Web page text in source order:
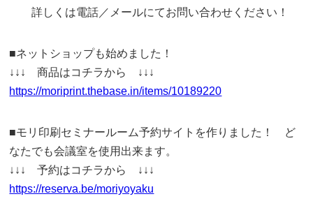
詳しくは電話／メールにてお問い合わせください！
■ネットショップも始めました！
↓↓↓ 商品はコチラから ↓↓↓
https://moriprint.thebase.in/items/10189220
■モリ印刷セミナールーム予約サイトを作りました！ ど
なたでも会議室を使用出来ます。
↓↓↓ 予約はコチラから ↓↓↓
https://reserva.be/moriyoyaku